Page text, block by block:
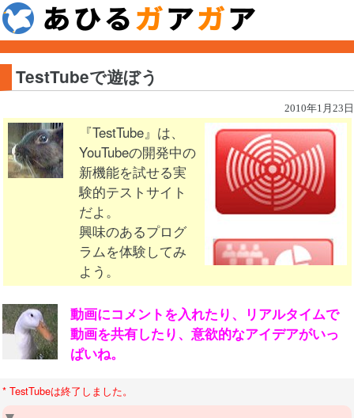
TestTubeで遊ぼう
2010年1月23日
『TestTube』は、
YouTubeの開発中の
新機能を試せる実
験的テストサイト
だよ。
興味のあるプログ
ラムを体験してみ
よう。
動画にコメントを入れたり、リアルタイムで
動画を共有したり、意欲的なアイデアがいっ
ぱいね。
* TestTubeは終了しました。